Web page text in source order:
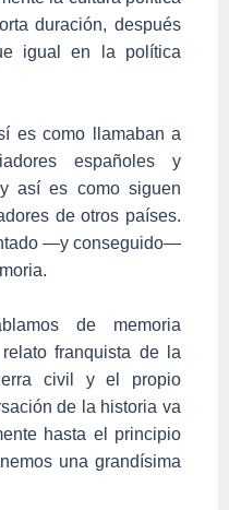
duración, después
igual en la política
es como llamaban a
españoles y
así es como siguen
de otros países.
—y conseguido—
de memoria
franquista de la
civil y el propio
de la historia va
hasta el principio
una grandísima